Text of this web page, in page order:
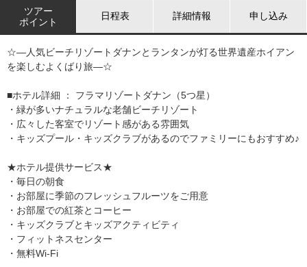
ツアー
ポイント
日程表 詳細情報 申し込み
☆―人気ビーチリゾートダナンとランタンが灯る世界遺産ホイアン
を楽しむよくばり旅―☆
■ホテル詳細 ： フラマリゾートダナン（5つ星）
・緑が多いナチュラルな老舗ビーチリゾート
・広々した客室でリゾート感がある雰囲気
・キッズプール・キッズクラブがあるのでファミリーにもおすすめ♪
★ホテル提供サービス★
・毎日の朝食
・お部屋に季節のフレッシュフルーツをご用意
・お部屋での紅茶とコーヒー
・キッズクラブとキッズアクティビティ
・フィットネスセンター
・無料Wi-Fi